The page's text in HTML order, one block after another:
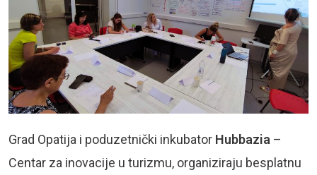
Grad Opatija i poduzetnički inkubator Hubbazia –
Centar za inovacije u turizmu, organiziraju besplatnu